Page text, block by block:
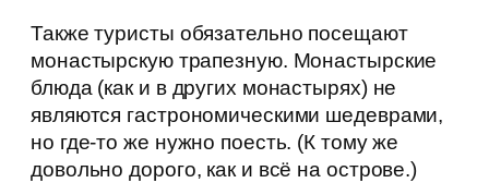
Также туристы обязательно посещают
монастырскую трапезную. Монастырские
блюда (как и в других монастырях) не
являются гастрономическими шедеврами,
но где-то же нужно поесть. (К тому же
довольно дорого, как и всё на острове.)